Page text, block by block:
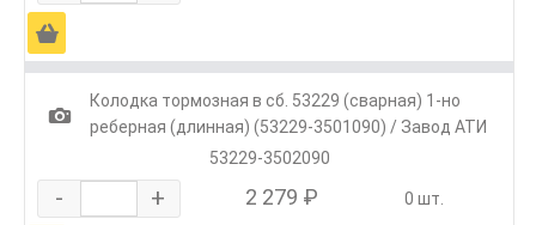
Ä
1
Колодка тормозная в сб. 53229 (сварная) 1-но
реберная (длинная) (53229-3501090) / Завод АТИ
53229-3502090
- + 2 279 ₽ 0 шт.